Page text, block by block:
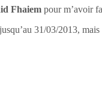
Fhaiem pour m’avoir
31/03/2013,